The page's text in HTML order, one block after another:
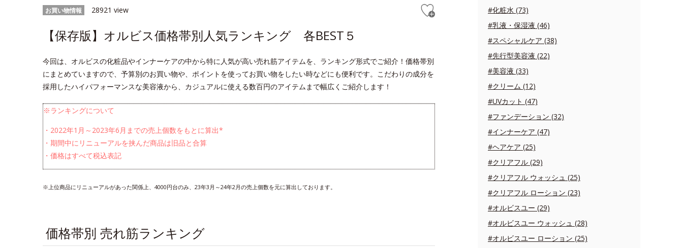
お買い物情報 28921 view
【保存版】オルビス価格帯別人気ランキング 各BEST５
今回は、オルビスの化粧品やインナーケアの中から特に人気が高い売れ筋アイテムを、ランキング形式でご紹介！価格帯別
にまとめていますので、予算別のお買い物や、ポイントを使ってお買い物をしたい時などにも便利です。こだわりの成分を
採用したハイパフォーマンスな美容液から、カジュアルに使える数百円のアイテムまで幅広くご紹介します！
※ランキングについて
・2022年1月～2023年6月までの売上個数をもとに算出*
・期間中にリニューアルを挟んだ商品は旧品と合算
・価格はすべて税込表記
※上位商品にリニューアルがあった関係上、4000円台のみ、23年3月～24年2月の売上個数を元に算出しております。
価格帯別 売れ筋ランキング
#化粧水 (73)
#乳液・保湿液 (46)
#スペシャルケア (38)
#先行型美容液 (22)
#美容液 (33)
#クリーム (12)
#UVカット (47)
#ファンデーション (32)
#インナーケア (47)
#ヘアケア (25)
#クリアフル (29)
#クリアフル ウォッシュ (25)
#クリアフル ローション (23)
#オルビスユー (29)
#オルビスユー ウォッシュ (28)
#オルビスユー ローション (25)